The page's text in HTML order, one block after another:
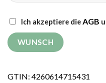
Ich akzeptiere dieAGB
GTIN: 4260614715431